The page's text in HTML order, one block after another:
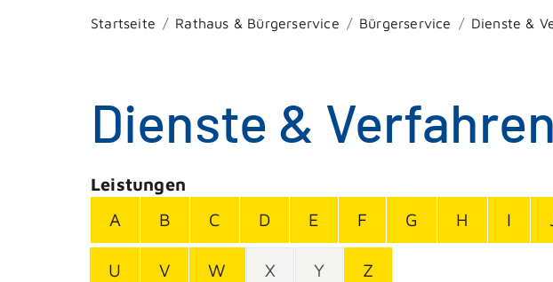
Startseite Rathaus & Bürgerservice Bürgerservice Dienste &
Dienste & Verfahren
Leistungen
A
B C D E F G H I
U V W X Y Z